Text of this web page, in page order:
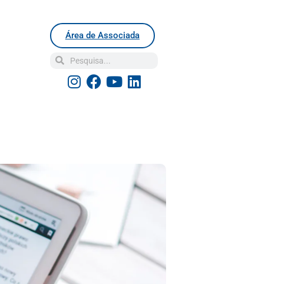
Área de Associada